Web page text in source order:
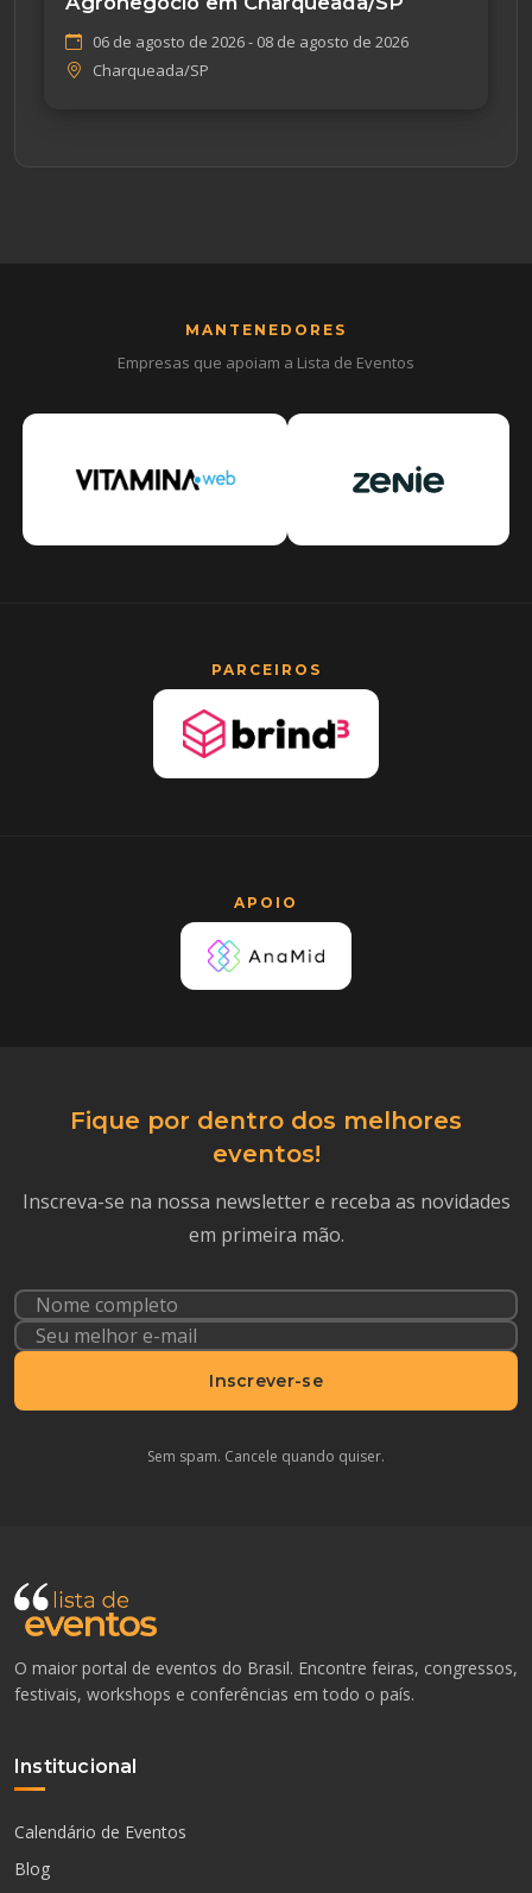
06 de agosto de 2026 - 08 de agosto de 2026
Charqueada/SP
MANTENEDORES
Empresas que apoiam a Lista de Eventos
PARCEIROS
APOIO
Fique por dentro dos melhores
eventos!
Inscreva-se na nossa newsletter e receba as novidades
em primeira mão.
Inscrever-se
Sem spam. Cancele quando quiser.
O maior portal de eventos do Brasil. Encontre feiras, congressos,
festivais, workshops e conferências em todo o país.
Institucional
Calendário de Eventos
Blog